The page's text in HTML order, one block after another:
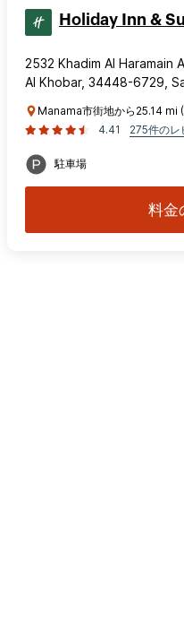
Holiday Inn &
2532 Khadim Al Haramain
Al Khobar, 34448-6729,
Manama市街地から25.14 mi
4.41
275件のレ
駐車場
料金